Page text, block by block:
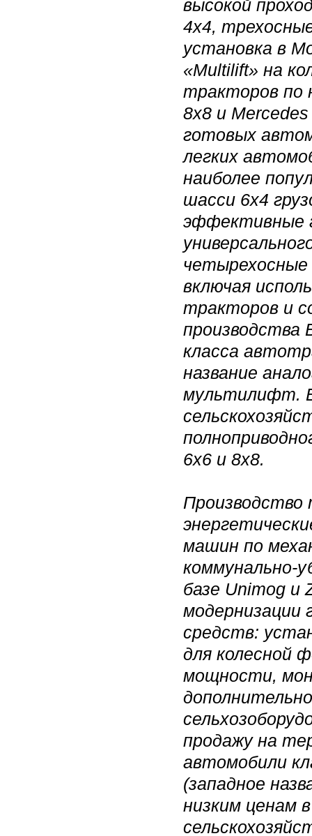
высокой
4х4,
установка в
«Multilift» на
тракторов по
8x8 и
готовых
легких
наиболее
шасси 6х4
эффективные
включая
тракторов и
производства
класса
название
мультилифт.
6х6 и 8х8.
машин по
коммунально-
базе Unimog и
модернизации
средств:
для колесной
мощности,
продажу на
автомобили
(западное
низким ценам